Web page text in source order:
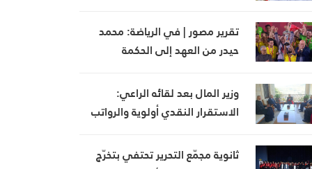
تقرير مصور | في الرياضة: محمد
حيدر من العهد إلى الحكمة
وزير المال بعد لقائه الراعي:
الاستقرار النقدي أولوية والرواتب
ثانوية مجمّع التحرير تحتفي بتخرّج